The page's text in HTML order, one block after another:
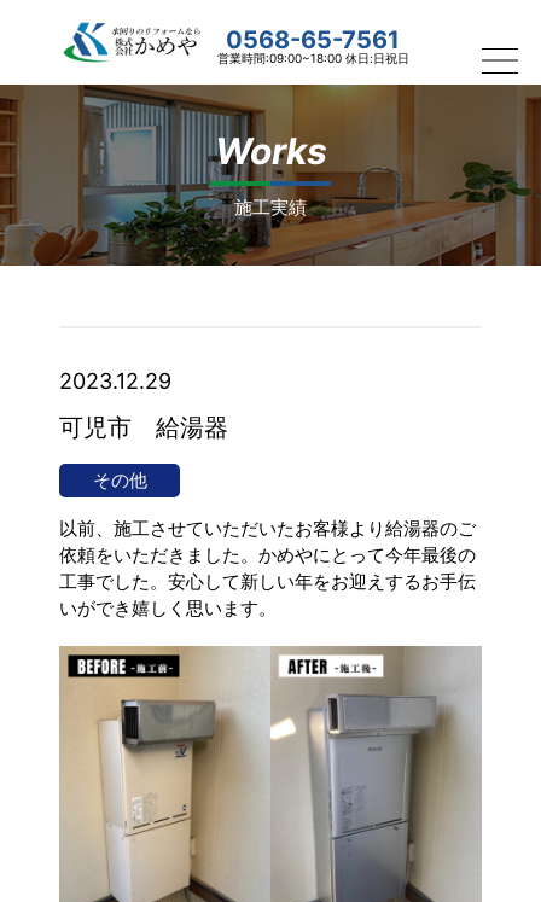
0568-65-7561
営業時間:09:00~18:00 休日:日祝日
Works
施工実績
2023.12.29
可児市 給湯器
その他
以前、施工させていただいたお客様より給湯器のご
依頼をいただきました。かめやにとって今年最後の
工事でした。安心して新しい年をお迎えするお手伝
いができ嬉しく思います。